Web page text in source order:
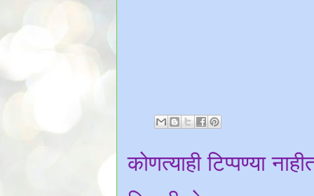
कोणत्याही टिप्पण्‍या